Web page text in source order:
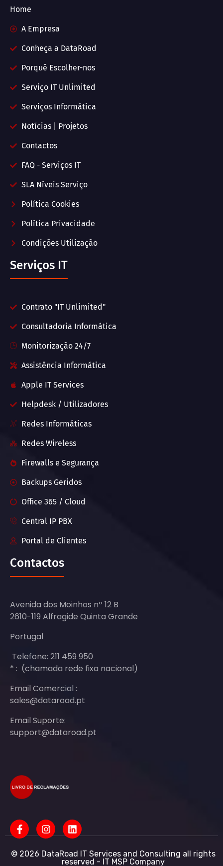
Home
A Empresa
Conheça a DataRoad
Porquê Escolher-nos
Serviço IT Unlimited
Serviços Informática
Notícias | Projetos
Contactos
FAQ - Serviços IT
SLA Níveis Serviço
Política Cookies
Política Privacidade
Condições Utilização
Serviços IT
Contrato "IT Unlimited"
Consultadoria Informática
Monitorização 24/7
Assistência Informática
Apple IT Services
Helpdesk / Utilizadores
Redes Informáticas
Redes Wireless
Firewalls e Segurança
Backups Geridos
Office 365 / Cloud
Central IP PBX
Portal de Clientes
Contactos
Avenida dos Moinhos nº 12 B
2610-119 Alfragide Quinta Grande
Portugal
Telefone: 211 459 950
* : (chamada rede fixa nacional)
Email Comercial :
sales@dataroad.pt
Email Suporte:
support@dataroad.pt
© 2026 DataRoad IT Services and Consulting all rights
reserved - IT MSP Company